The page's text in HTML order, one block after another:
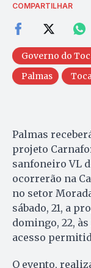
COMPARTILHAR
Governo do
Palmas
Palmas
projeto
sanfoneiro VL
ocorrerão na
no setor
sábado, 21, a
domingo, 22,
acesso
O evento,